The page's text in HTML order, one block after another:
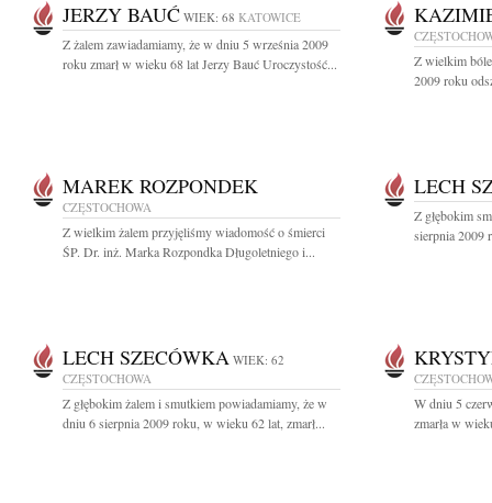
JERZY BAUĆ WIEK: 68 KATOWICE
Z żalem zawiadamiamy, że w dniu 5 września 2009
roku zmarł w wieku 68 lat Jerzy Bauć Uroczystość...
Z wielkim
2009 roku
MAREK ROZPONDEK
CZĘSTOCHOWA
Z wielkim żalem przyjęliśmy wiadomość o śmierci
ŚP. Dr. inż. Marka Rozpondka Długoletniego i...
LECH
Z głębokim
sierpnia 2009
LECH SZECÓWKA WIEK: 62
CZĘSTOCHOWA
Z głębokim żalem i smutkiem powiadamiamy, że w
dniu 6 sierpnia 2009 roku, w wieku 62 lat, zmarł...
W dniu 5
zmarła w